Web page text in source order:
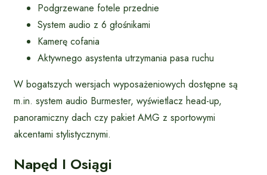
Podgrzewane fotele przednie
System audio z 6 głośnikami
Kamerę cofania
Aktywnego asystenta utrzymania pasa ruchu
W bogatszych wersjach wyposażeniowych dostępne są
m.in. system audio Burmester, wyświetlacz head-up,
panoramiczny dach czy pakiet AMG z sportowymi
akcentami stylistycznymi.
Napęd I Osiągi